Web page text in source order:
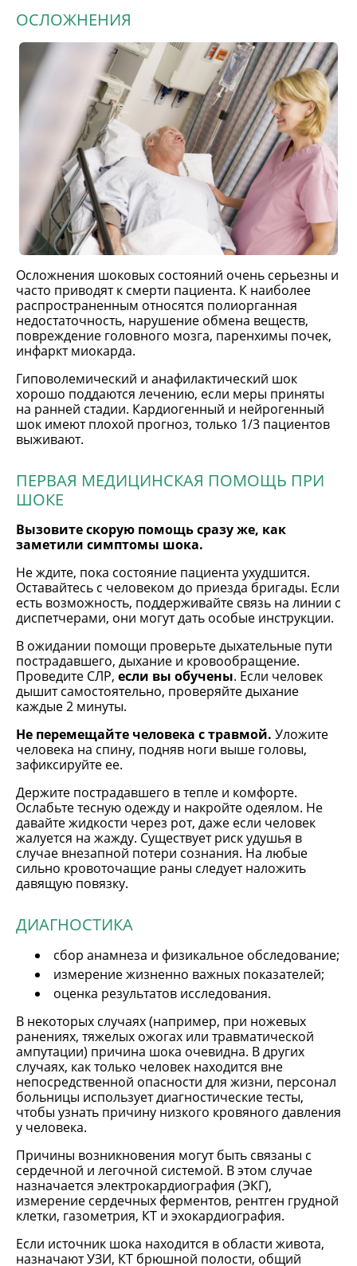
ОСЛОЖНЕНИЯ
Осложнения шоковых состояний очень серьезны и
часто приводят к смерти пациента. К наиболее
распространенным относятся полиорганная
недостаточность, нарушение обмена веществ,
повреждение головного мозга, паренхимы почек,
инфаркт миокарда.
Гиповолемический и анафилактический шок
хорошо поддаются лечению, если меры приняты
на ранней стадии. Кардиогенный и нейрогенный
шок имеют плохой прогноз, только 1/3 пациентов
выживают.
ПЕРВАЯ МЕДИЦИНСКАЯ ПОМОЩЬ ПРИ
ШОКЕ
Вызовите скорую помощь сразу же, как
заметили симптомы шока.
Не ждите, пока состояние пациента ухудшится.
Оставайтесь с человеком до приезда бригады. Если
есть возможность, поддерживайте связь на линии с
диспетчерами, они могут дать особые инструкции.
В ожидании помощи проверьте дыхательные пути
пострадавшего, дыхание и кровообращение.
Проведите СЛР, если вы обучены. Если человек
дышит самостоятельно, проверяйте дыхание
каждые 2 минуты.
Не перемещайте человека с травмой. Уложите
человека на спину, подняв ноги выше головы,
зафиксируйте ее.
Держите пострадавшего в тепле и комфорте.
Ослабьте тесную одежду и накройте одеялом. Не
давайте жидкости через рот, даже если человек
жалуется на жажду. Существует риск удушья в
случае внезапной потери сознания. На любые
сильно кровоточащие раны следует наложить
давящую повязку.
ДИАГНОСТИКА
сбор анамнеза и физикальное обследование;
измерение жизненно важных показателей;
оценка результатов исследования.
В некоторых случаях (например, при ножевых
ранениях, тяжелых ожогах или травматической
ампутации) причина шока очевидна. В других
случаях, как только человек находится вне
непосредственной опасности для жизни, персонал
больницы использует диагностические тесты,
чтобы узнать причину низкого кровяного давления
у человека.
Причины возникновения могут быть связаны с
сердечной и легочной системой. В этом случае
назначается электрокардиография (ЭКГ),
измерение сердечных ферментов, рентген грудной
клетки, газометрия, КТ и эхокардиография.
Если источник шока находится в области живота,
назначают УЗИ, КТ брюшной полости, общий